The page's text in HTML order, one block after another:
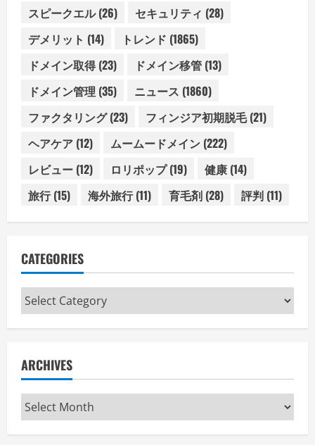
スピークエル(26) セキュリティ (28)
デメリット (14) トレンド (1865)
ドメイン取得(23) ドメイン移管 (13)
ドメイン管理 (35) ニュース (1860)
ファクタリング(23) フィンジア初期脱毛(21)
ヘアケア (12) ムームードメイン (222)
レビュー (12) ロリポップ(19) 健康 (14)
旅行(15) 海外旅行(11) 育毛剤 (28) 評判 (11)
CATEGORIES
Categories
ARCHIVES
Archives